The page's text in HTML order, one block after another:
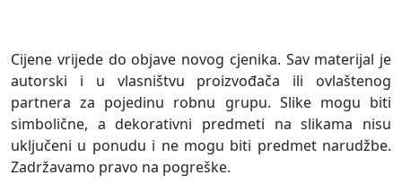
Cijene vrijede do objave novog cjenika. Sav materijal je
autorski i u vlasništvu proizvođača ili ovlaštenog
partnera za pojedinu robnu grupu. Slike mogu biti
simbolične, a dekorativni predmeti na slikama nisu
uključeni u ponudu i ne mogu biti predmet narudžbe.
Zadržavamo pravo na pogreške.